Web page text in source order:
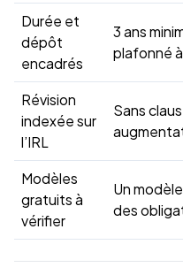
Durée et
dépôt
encadrés
3 ans
plafonné
Révision
indexée sur
l’IRL
Sans
Modèles
gratuits à
vérifier
Un
des